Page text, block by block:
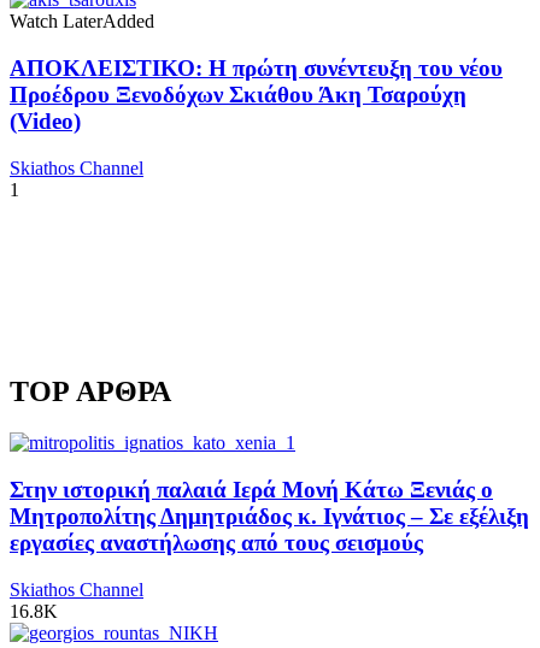
Watch LaterAdded
ΑΠΟΚΛΕΙΣΤΙΚΟ: Η πρώτη συνέντευξη του νέου
Προέδρου Ξενοδόχων Σκιάθου Άκη Τσαρούχη
(Video)
Skiathos Channel
1
TOP ΑΡΘΡΑ
Στην ιστορική παλαιά Ιερά Μονή Κάτω Ξενιάς ο
Μητροπολίτης Δημητριάδος κ. Ιγνάτιος – Σε εξέλιξη
εργασίες αναστήλωσης από τους σεισμούς
Skiathos Channel
16.8K